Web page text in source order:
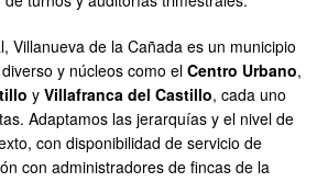
Villanueva de la Cañada es un municipio
y núcleos como el Centro Urbano,
y Villafranca del Castillo, cada uno
Adaptamos las jerarquías y el nivel de
con disponibilidad de servicio de
con administradores de fincas de la